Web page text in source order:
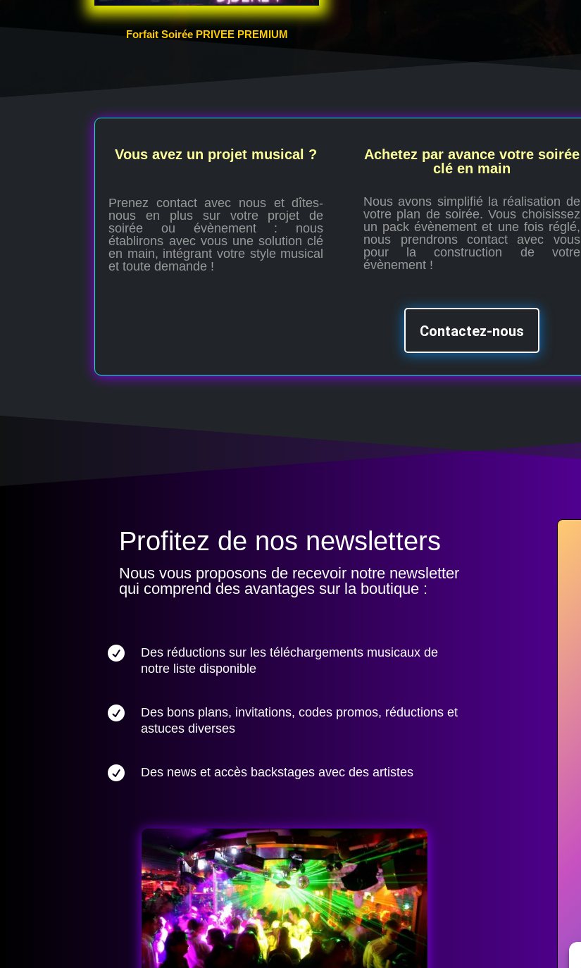
Forfait Soirée PRIVEE PREMIUM
Vous avez un projet musical ?
Prenez contact avec nous et dîtes-
nous en plus sur votre projet de
soirée ou évènement : nous
établirons avec vous une solution clé
en main, intégrant votre style musical
et toute demande !
Achetez par avance votre soirée
clé en main
Nous avons simplifié la réalisation de
votre plan de soirée. Vous choisissez
un pack évènement et une fois réglé,
nous prendrons contact avec vous
pour la construction de votre
évènement !
Contactez-nous
Profitez de nos newsletters
Nous vous proposons de recevoir notre newsletter
qui comprend des avantages sur la boutique :

Des réductions sur les téléchargements musicaux de
notre liste disponible

Des bons plans, invitations, codes promos, réductions et
astuces diverses
 Des news et accès backstages avec des artistes